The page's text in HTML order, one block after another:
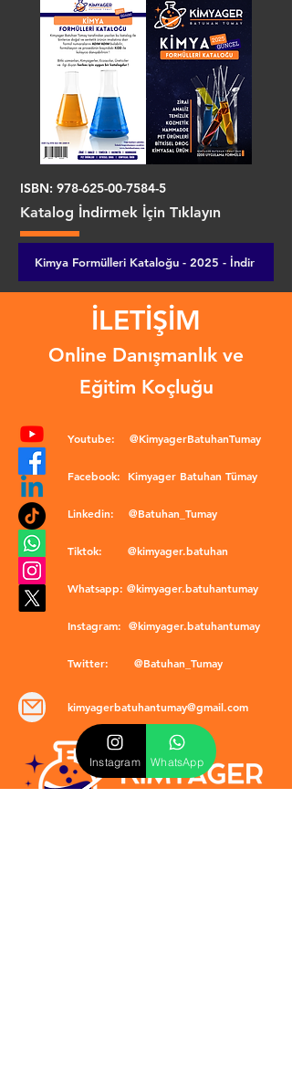
ISBN: 978-625-00-7584-5
Katalog İndirmek İçin Tıklayın
Kimya Formülleri Kataloğu - 2025 - İndir
İLETİŞİM
Online Danışmanlık ve
Eğitim Koçluğu
Youtube: @KimyagerBatuhanTumay
Facebook: Kimyager Batuhan Tümay
Linkedin: @Batuhan_Tumay
Tiktok: @kimyager.batuhan
Whatsapp: @kimyager.batuhantumay
Instagram: @kimyager.batuhantumay
Twitter: @Batuhan_Tumay
kimyagerbatuhantumay@gmail.com
Instagram WhatsApp